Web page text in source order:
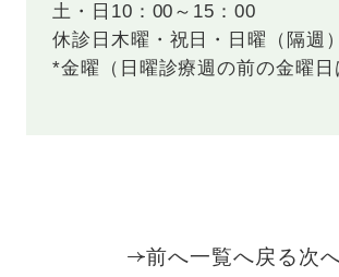
土・日 10：00～15：00
休診日 木曜・祝日・日曜（隔週）
*金曜（日曜診療週の前の金曜日
前へ一覧へ戻る次